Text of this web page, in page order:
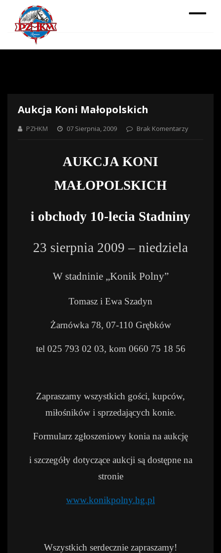
Aukcja Koni Małopolskich
PZHKM 07 Sierpnia, 2009 Brak Komentarzy
AUKCJA KONI
MAŁOPOLSKICH
i obchody 10-lecia Stadniny
23 sierpnia 2009 – niedziela
W stadninie „Konik Polny”
Tomasz i Ewa Szadyn
Żarnówka 78, 07-110 Grębków
tel 025 793 02 03, kom 0660 75 18 56
Zapraszamy wszystkich gości, kupców,
miłośników i sprzedających konie.
Formularz zgłoszeniowy konia na aukcję
i szczegóły dotyczące aukcji są dostępne na
stronie
www.konikpolny.hg.pl
Wszystkich serdecznie zapraszamy!